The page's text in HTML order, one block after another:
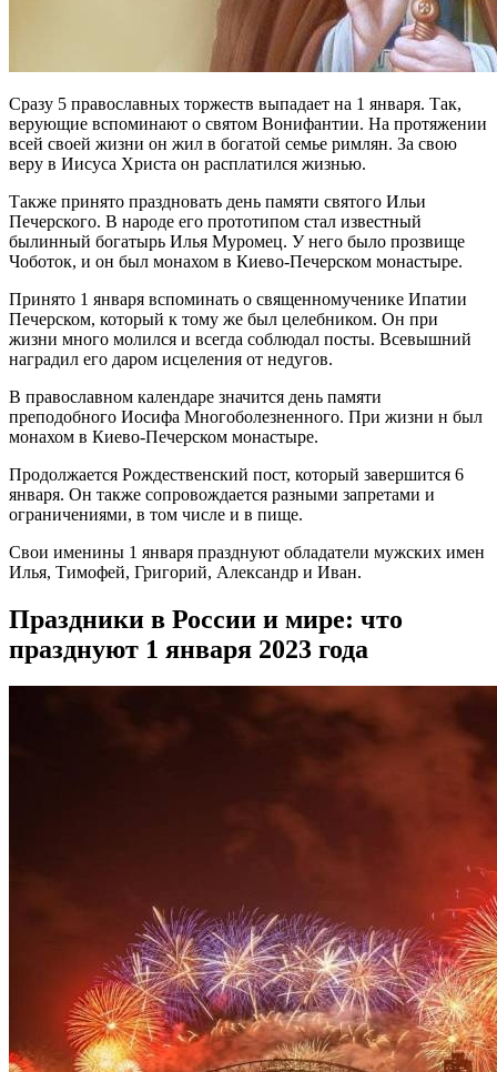
Сразу 5 православных торжеств выпадает на 1 января. Так,
верующие вспоминают о святом Вонифантии. На протяжении
всей своей жизни он жил в богатой семье римлян. За свою
веру в Иисуса Христа он расплатился жизнью.
Также принято праздновать день памяти святого Ильи
Печерского. В народе его прототипом стал известный
былинный богатырь Илья Муромец. У него было прозвище
Чоботок, и он был монахом в Киево-Печерском монастыре.
Принято 1 января вспоминать о священномученике Ипатии
Печерском, который к тому же был целебником. Он при
жизни много молился и всегда соблюдал посты. Всевышний
наградил его даром исцеления от недугов.
В православном календаре значится день памяти
преподобного Иосифа Многоболезненного. При жизни н был
монахом в Киево-Печерском монастыре.
Продолжается Рождественский пост, который завершится 6
января. Он также сопровождается разными запретами и
ограничениями, в том числе и в пище.
Свои именины 1 января празднуют обладатели мужских имен
Илья, Тимофей, Григорий, Александр и Иван.
Праздники в России и мире: что
празднуют 1 января 2023 года